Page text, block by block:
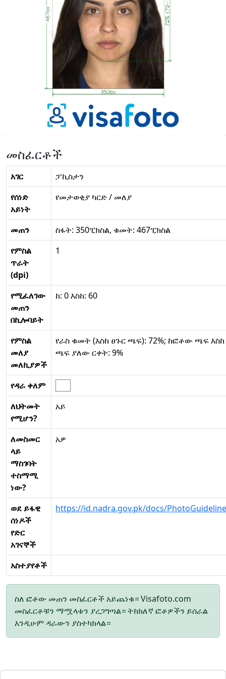
መስፈርቶች
አገር
ፓኪስታን
የሰነድ
አይነት
የመታወቂያ ካርድ / መለያ
መጠን
ስፋት: 350ፒክስል, ቁመት: 467ፒክስል
የምስል
ጥራት
(dpi)
1
የሚፈለገው
መጠን
በኪሎባይት
ከ: 0 እስከ: 60
የምስል
መለያ
መለኪያዎች
የራስ ቁመት (እስከ ፀጉር ጫፍ): 72%; ከፎቶው ጫፍ እስከ
ጫፍ ያለው ርቀት: 9%
የዳራ ቀለም
ለህትመት
የሚሆን?
አይ
ለመስመር
ላይ
ማስገባት
ተስማሚ
ነው?
አዎ
ወደ ይፋዊ
ሰነዶች
የድር
አገናኞች
https://id.nadra.gov.pk/docs/
አስተያየቶች
ስለ ፎቶው መጠን መስፈርቶች አይጨነቁ። Visafoto.com
መስፈርቶቹን ማሟላቱን ያረጋግጣል። ትክክለኛ ፎቶዎችን ይሰራል
እንዲሁም ዳራውን ያስተካክላል።